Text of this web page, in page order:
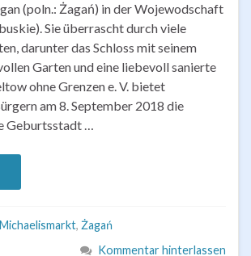
(poln.: Żagań) in der Wojewodschaft
Sie überrascht durch viele
darunter das Schloss mit seinem
Garten und eine liebevoll sanierte
ohne Grenzen e. V. bietet
am 8. September 2018 die
Geburtsstadt …
Michaelismarkt, Żagań
Kommentar hinterlassen